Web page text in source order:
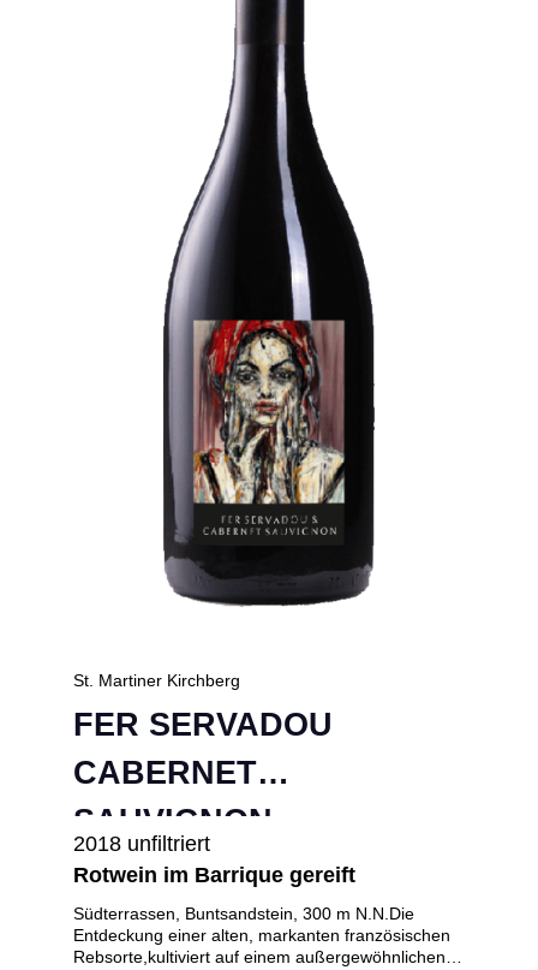
St. Martiner Kirchberg
FER SERVADOU
CABERNET
SAUVIGNON
2018 unfiltriert
Rotwein im Barrique gereift
Südterrassen, Buntsandstein, 300 m N.N.Die
Entdeckung einer alten, markanten französischen
Rebsorte,kultiviert auf einem außergewöhnlichen